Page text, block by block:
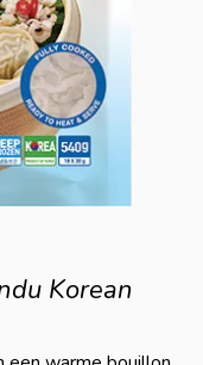
Korean